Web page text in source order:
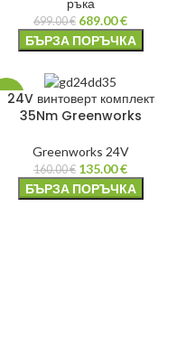
ръка
699.00€ 689.00€
БЪРЗА ПОРЪЧКА
-16%24V винтоверт комплект
35Nm Greenworks
Greenworks 24V
160.00€ 135.00€
БЪРЗА ПОРЪЧКА